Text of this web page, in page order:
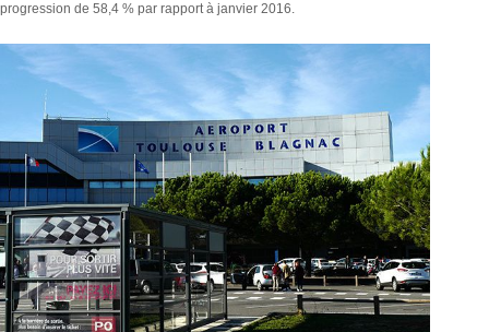
progression de 58,4 % par rapport à janvier 2016.